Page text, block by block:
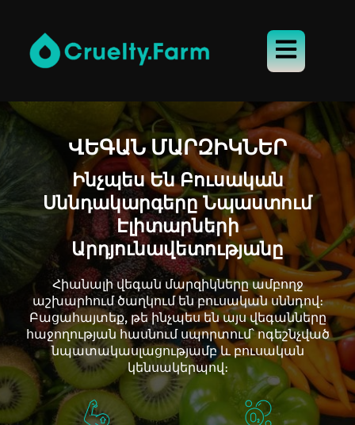
ՎԵԳԱՆ ՄԱՐԶԻԿՆԵՐ
Ինչպես Են Բուսական
Սննդակարգերը Նպաստում
Էլիտարների
Արդյունավետությանը
Հիանալի վեգան մարզիկները ամբողջ
աշխարհում ծաղկում են բուսական սննդով։
Բացահայտեք, թե ինչպես են այս վեգանները
հաջողության հասնում սպորտում՝ ոգեշնչված
նպատակասլացությամբ և բուսական
կենսակերպով։